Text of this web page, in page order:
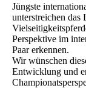
Jüngste
unterstreichen das
Perspektive im
Paar erkennen.
Wir wünschen
Entwicklung und